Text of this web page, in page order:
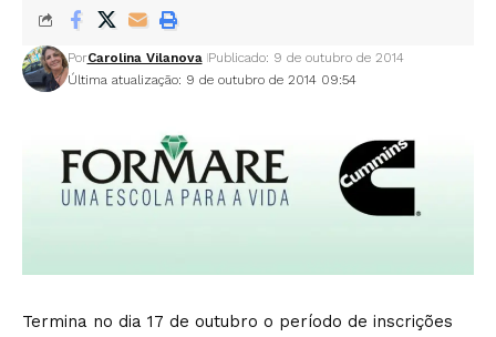
Última atualização: 9 de outubro de 2014 09:54
PorCarolina Vilanova Publicado: 9 de outubro de 2014
Termina no dia 17 de outubro o período de inscrições